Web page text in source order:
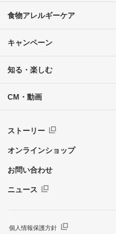
食物アレルギーケア
キャンペーン
知る・楽しむ
CM・動画
ストーリー
オンラインショップ
お問い合わせ
ニュース
個人情報保護方針